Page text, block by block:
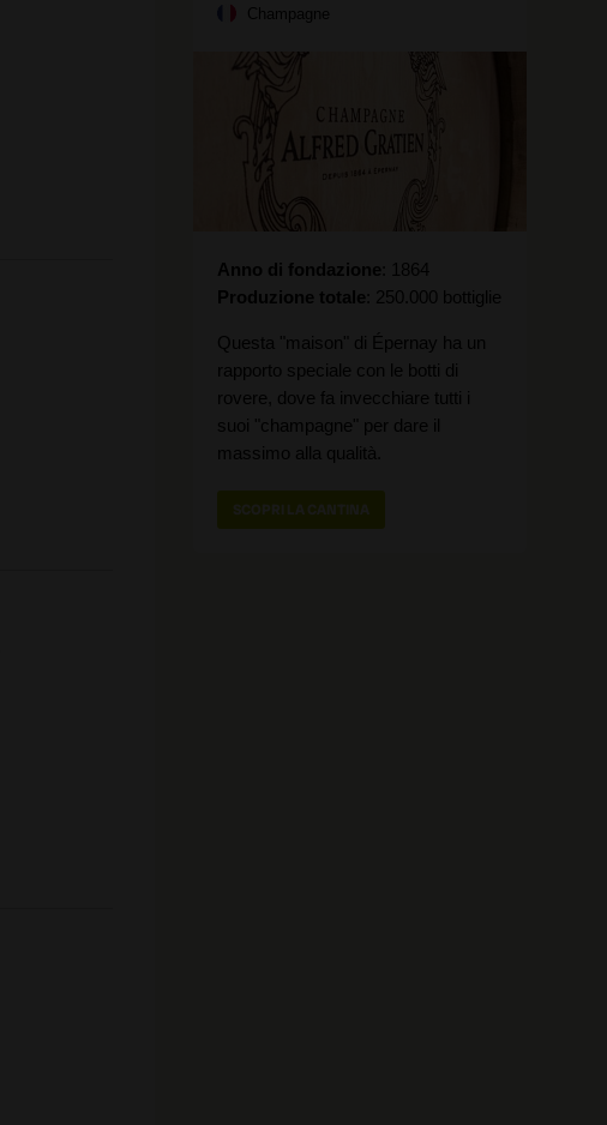
Champagne
Anno di fondazione
1864
Produzione totale
250.000 bottiglie
Questa "maison" di Épernay ha un
rapporto speciale con le botti di
rovere, dove fa invecchiare tutti i
suoi "champagne" per dare il
massimo alla qualità.
SCOPRI LA CANTINA